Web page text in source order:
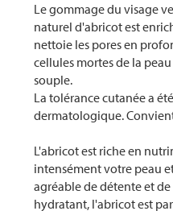
Le gommage du visage
naturel d'abricot est
nettoie les pores en
cellules mortes de la
souple.
La tolérance cutanée a
dermatologique.
L'abricot est riche en
intensément votre peau
agréable de détente et de
hydratant, l'abricot est